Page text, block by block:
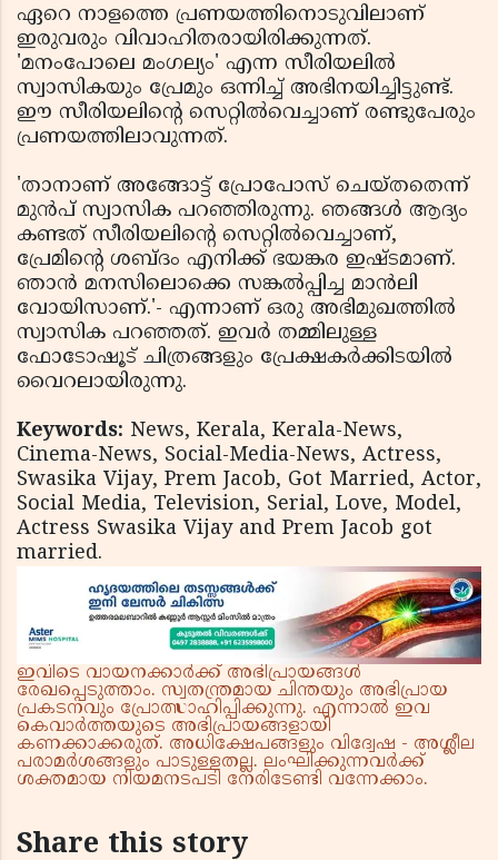
ഏറെ നാളത്തെ പ്രണയത്തിനൊടുവിലാണ്
ഇരുവരും വിവാഹിതരായിരിക്കുന്നത്.
'മനംപോലെ മംഗല്യം' എന്ന സീരിയലില്‍
സ്വാസികയും പ്രേമും ഒന്നിച്ച് അഭിനയിച്ചിട്ടുണ്ട്.
ഈ സീരിയലിന്റെ സെറ്റില്‍വെച്ചാണ് രണ്ടുപേരും
പ്രണയത്തിലാവുന്നത്.
'താനാണ് അങ്ങോട്ട് പ്രോപോസ് ചെയ്തതെന്ന്
മുന്‍പ് സ്വാസിക പറഞ്ഞിരുന്നു. ഞങ്ങള്‍ ആദ്യം
കണ്ടത് സീരിയലിന്റെ സെറ്റില്‍വെച്ചാണ്,
പ്രേമിന്റെ ശബ്ദം എനിക്ക് ഭയങ്കര ഇഷ്ടമാണ്.
ഞാന്‍ മനസിലൊക്കെ സങ്കല്‍പ്പിച്ച മാന്‍ലി
വോയിസാണ്.'- എന്നാണ് ഒരു അഭിമുഖത്തില്‍
സ്വാസിക പറഞ്ഞത്. ഇവര്‍ തമ്മിലുള്ള
ഫോടോഷൂട് ചിത്രങ്ങളും പ്രേക്ഷകര്‍ക്കിടയില്‍
വൈറലായിരുന്നു.
Keywords: News, Kerala, Kerala-News,
Cinema-News, Social-Media-News, Actress,
Swasika Vijay, Prem Jacob, Got Married, Actor,
Social Media, Television, Serial, Love, Model,
Actress Swasika Vijay and Prem Jacob got
married.
ഇവിടെ വായനക്കാർക്ക് അഭിപ്രായങ്ങൾ
രേഖപ്പെടുത്താം. സ്വതന്ത്രമായ ചിന്തയും അഭിപ്രായ
പ്രകടനവും പ്രോത്സാഹിപ്പിക്കുന്നു. എന്നാൽ ഇവ
കെവാർത്തയുടെ അഭിപ്രായങ്ങളായി
കണക്കാക്കരുത്. അധിക്ഷേപങ്ങളും വിദ്വേഷ - അശ്ലീല
പരാമർശങ്ങളും പാടുള്ളതല്ല. ലംഘിക്കുന്നവർക്ക്
ശക്തമായ നിയമനടപടി നേരിടേണ്ടി വന്നേക്കാം.
Share this story